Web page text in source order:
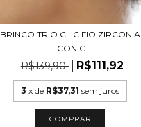
BRINCO TRIO CLIC FIO ZIRCONIA
ICONIC
R$139,90 R$111,92
3 x de R$37,31 sem juros
COMPRAR